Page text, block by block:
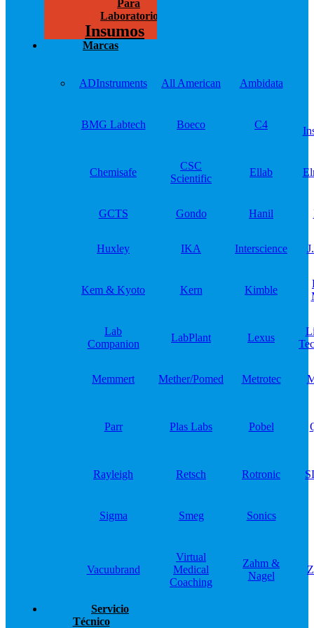
Para
Laboratorios
Insumos
Marcas
ADInstruments All American Ambidata
BMG Labtech Boeco C4
Chemisafe
CSC
Scientific
Ellab
GCTS Gondo Hanil
Huxley IKA Interscience
Kem & Kyoto Kern Kimble
Lab
Companion
LabPlant Lexus
Memmert Mether/Pomed Metrotec
Parr Plas Labs Pobel
Rayleigh Retsch Rotronic
Sigma Smeg Sonics
Vacuubrand
Virtual
Medical
Coaching
Zahm &
Nagel
Servicio
Técnico